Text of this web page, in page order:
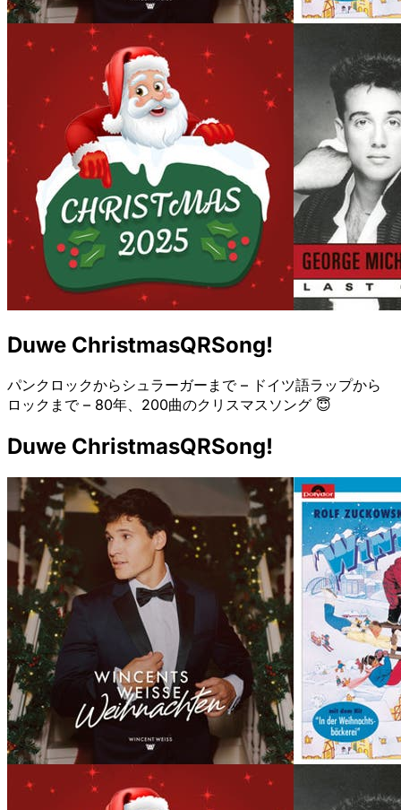
Duwe ChristmasQRSong!
パンクロックからシュラーガーまで – ドイツ語ラップから
ロックまで – 80年、200曲のクリスマスソング 😇
Duwe ChristmasQRSong!